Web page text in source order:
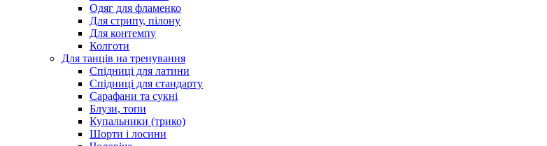
Одяг для фламенко
Для стрипу, пілону
Для контемпу
Колготи
Для танців на тренування
Спідниці для латини
Спідниці для стандарту
Сарафани та сукні
Блузи, топи
Купальники (трико)
Шорти і лосини